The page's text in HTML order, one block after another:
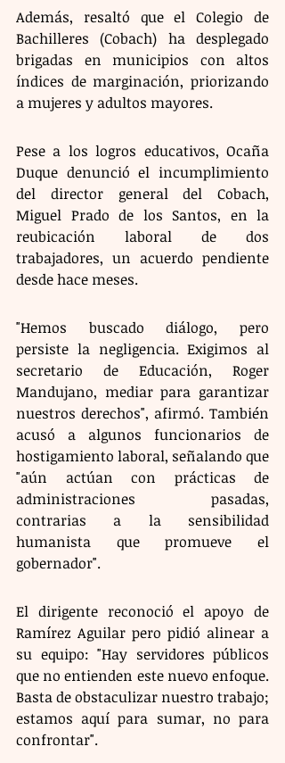
Además, resaltó que el Colegio de
Bachilleres (Cobach) ha desplegado
brigadas en municipios con altos
índices de marginación, priorizando
a mujeres y adultos mayores.
Pese a los logros educativos, Ocaña
Duque denunció el incumplimiento
del director general del Cobach,
Miguel Prado de los Santos, en la
reubicación laboral de dos
trabajadores, un acuerdo pendiente
desde hace meses.
"Hemos buscado diálogo, pero
persiste la negligencia. Exigimos al
secretario de Educación, Roger
Mandujano, mediar para garantizar
nuestros derechos", afirmó. También
acusó a algunos funcionarios de
hostigamiento laboral, señalando que
"aún actúan con prácticas de
administraciones pasadas,
contrarias a la sensibilidad
humanista que promueve el
gobernador".
El dirigente reconoció el apoyo de
Ramírez Aguilar pero pidió alinear a
su equipo: "Hay servidores públicos
que no entienden este nuevo enfoque.
Basta de obstaculizar nuestro trabajo;
estamos aquí para sumar, no para
confrontar".